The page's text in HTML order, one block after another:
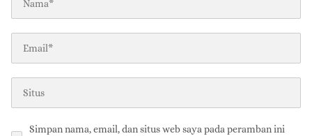
Simpan nama, email, dan situs web saya pada peramban ini